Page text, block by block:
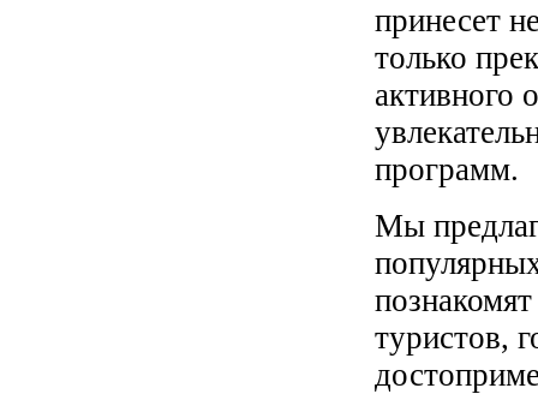
принесет
только
активного
программ.
Мы
туристов,